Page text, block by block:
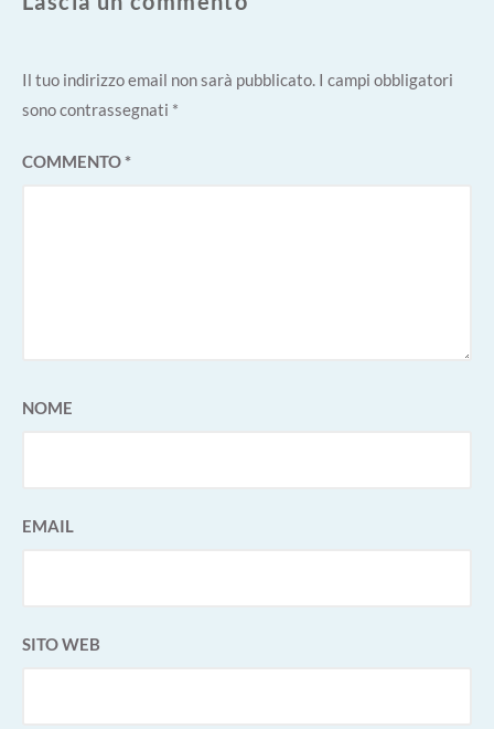
Il tuo indirizzo email non sarà pubblicato. I campi obbligatori
sono contrassegnati *
COMMENTO*
NOME
EMAIL
SITO WEB